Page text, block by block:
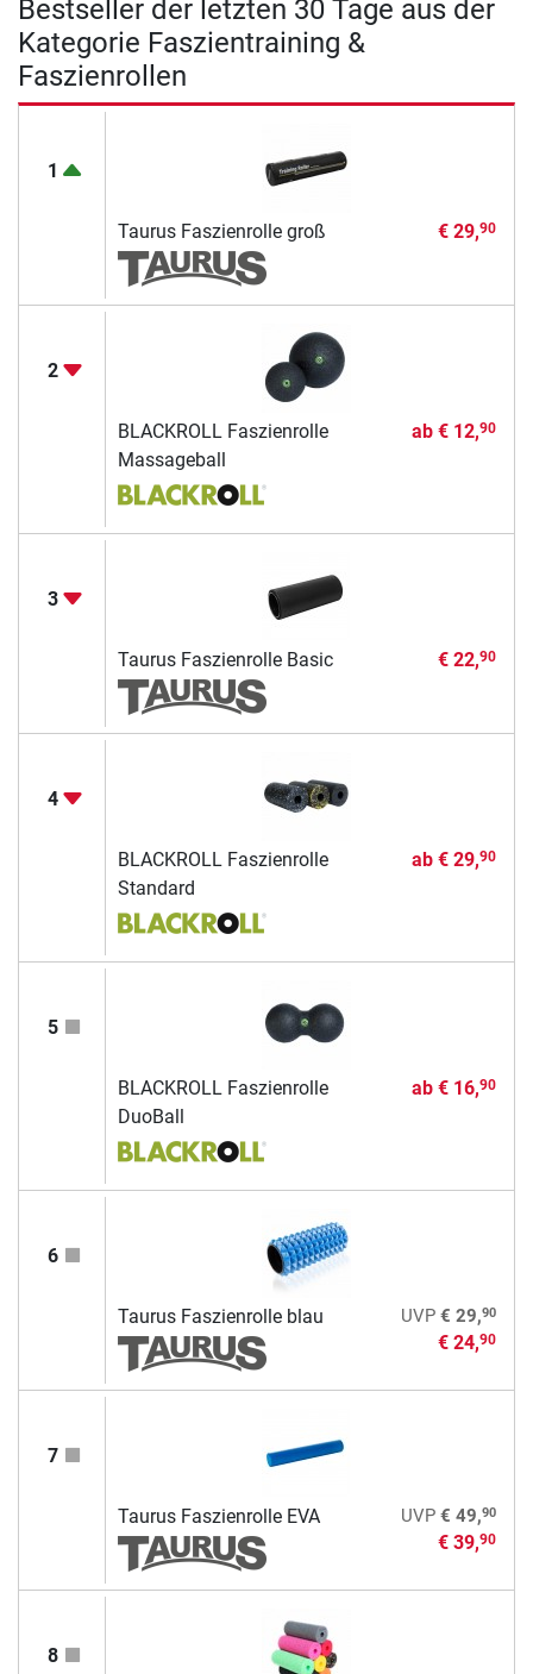
Bestseller der letzten 30 Tage aus der
Kategorie Faszientraining &
Faszienrollen
1
Taurus Faszienrolle groß € 29,90
2
BLACKROLL Faszienrolle
Massageball
ab € 12,90
3
Taurus Faszienrolle Basic € 22,90
4
BLACKROLL Faszienrolle
Standard
ab € 29,90
5
BLACKROLL Faszienrolle
DuoBall
ab € 16,90
6
Taurus Faszienrolle blau UVP € 29,90
€ 24,90
7
Taurus Faszienrolle EVA UVP € 49,90
€ 39,90
8